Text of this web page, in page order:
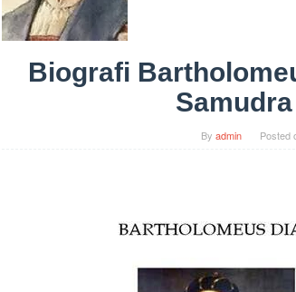
Biografi
By admin Posted